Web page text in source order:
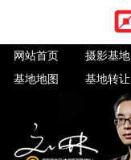
网站首页 摄影基地
基地地图
基地转让